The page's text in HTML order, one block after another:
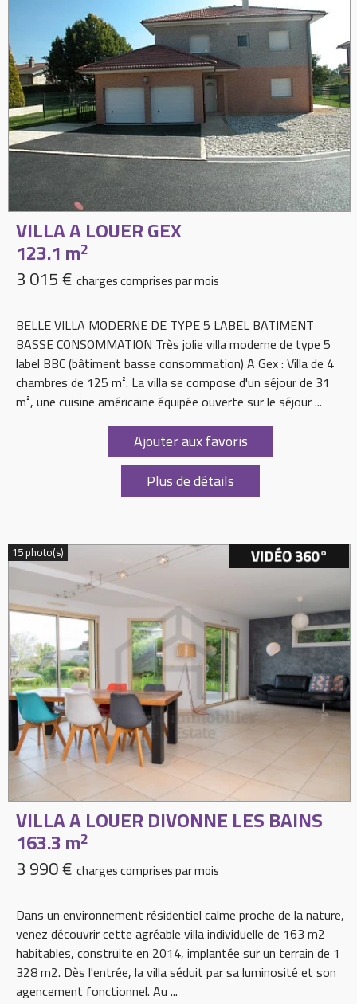
VILLA A LOUERGEX
123.1 m2
3 015 € charges comprises par mois
BELLE VILLA MODERNE DE TYPE 5 LABEL BATIMENT
BASSE CONSOMMATION Très jolie villa moderne de type 5
label BBC (bâtiment basse consommation) A Gex : Villa de 4
chambres de 125 m². La villa se compose d'un séjour de 31
m², une cuisine américaine équipée ouverte sur le séjour ...
Ajouter aux favoris
Plus de détails
15 photo(s)
VILLA A LOUERDIVONNE LES BAINS
163.3 m2
3 990 € charges comprises par mois
Dans un environnement résidentiel calme proche de la nature,
venez découvrir cette agréable villa individuelle de 163 m2
habitables, construite en 2014, implantée sur un terrain de 1
328 m2. Dès l'entrée, la villa séduit par sa luminosité et son
agencement fonctionnel. Au ...